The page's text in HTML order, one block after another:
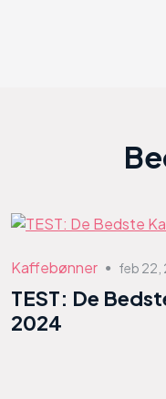
Kaffebønner ● feb 22,
TEST: De
2024